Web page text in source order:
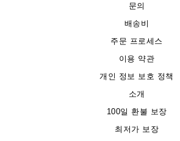
문의
배송비
주문 프로세스
이용 약관
개인 정보 보호 정책
소개
100일 환불 보장
최저가 보장